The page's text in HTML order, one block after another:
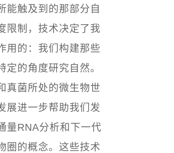
能触及到的那部分自
限制，技术决定了我
用的：我们构建那些
的角度研究自然。
真菌所处的微生物世
展进一步帮助我们发
量RNA分析和下一代
圈的概念。这些技术